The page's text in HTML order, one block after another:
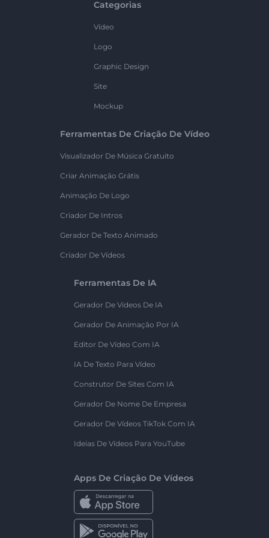
Categorias
Vídeo
Logo
Graphic Design
Site
Mockup
Ferramentas De Criação De Vídeo
Visualizador De Música Gratuito
Criar Animação Grátis
Animação De Logo
Criador De Intros
Gerador De Texto Animado
Criador De Vídeos
Ferramentas De IA
Gerador De Vídeos De IA
Gerador De Animação Por IA
Editor De Vídeo Com IA
IA De Texto Para Vídeo
Construtor De Sites Com IA
Gerador De Nome De Empresa
Gerador De Vídeos TikTok Com IA
Ideias De Vídeos Para YouTube
Apps De Criação De Vídeos